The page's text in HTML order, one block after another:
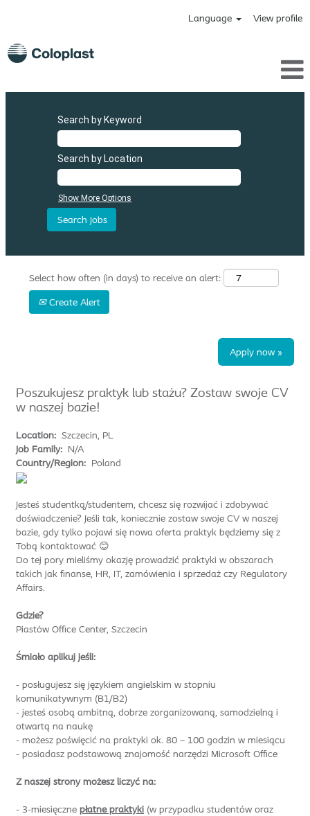
Language View profile
Search by Keyword
Search by Location
Show More Options
Select how often (in days) to receive an alert:
Create Alert
Apply now »
Poszukujesz praktyk lub stażu? Zostaw swoje CV
w naszej bazie!
Location: Szczecin, PL
Job Family: N/A
Country/Region: Poland
Jesteś studentką/studentem, chcesz się rozwijać i zdobywać
doświadczenie? Jeśli tak, koniecznie zostaw swoje CV w naszej
bazie, gdy tylko pojawi się nowa oferta praktyk będziemy się z
Tobą kontaktować 😊
Do tej pory mieliśmy okazję prowadzić praktyki w obszarach
takich jak finanse, HR, IT, zamówienia i sprzedaż czy Regulatory
Affairs.
Gdzie?
Piastów Office Center, Szczecin
Śmiało aplikuj jeśli:
- posługujesz się językiem angielskim w stopniu
komunikatywnym (B1/B2)
- jesteś osobą ambitną, dobrze zorganizowaną, samodzielną i
otwartą na naukę
- możesz poświęcić na praktyki ok. 80 – 100 godzin w miesiącu
- posiadasz podstawową znajomość narzędzi Microsoft Office
Z naszej strony możesz liczyć na:
- 3-miesięczne płatne praktyki (w przypadku studentów oraz